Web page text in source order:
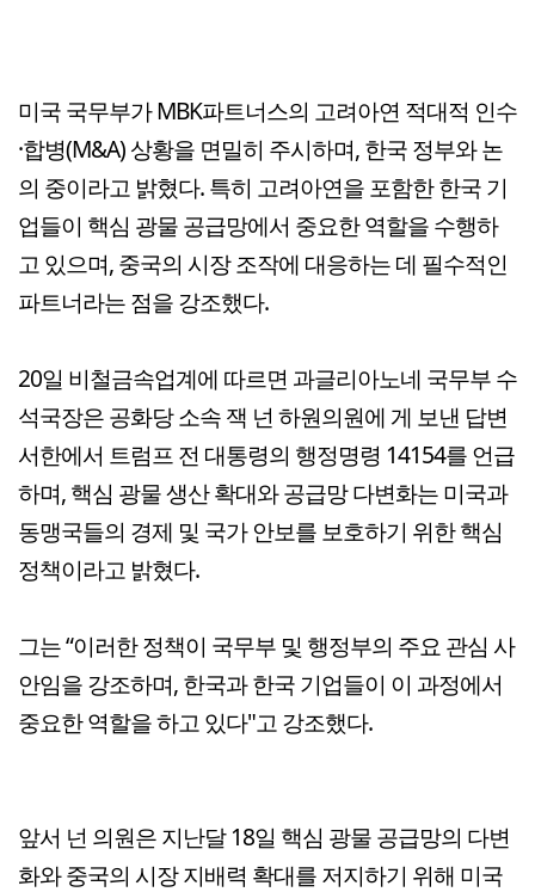
미국 국무부가 MBK파트너스의 고려아연 적대적 인수
·합병(M&A) 상황을 면밀히 주시하며, 한국 정부와 논
의 중이라고 밝혔다. 특히 고려아연을 포함한 한국 기
업들이 핵심 광물 공급망에서 중요한 역할을 수행하
고 있으며, 중국의 시장 조작에 대응하는 데 필수적인
파트너라는 점을 강조했다.
20일 비철금속업계에 따르면 과글리아노네 국무부 수
석국장은 공화당 소속 잭 넌 하원의원에 게 보낸 답변
서한에서 트럼프 전 대통령의 행정명령 14154를 언급
하며, 핵심 광물 생산 확대와 공급망 다변화는 미국과
동맹국들의 경제 및 국가 안보를 보호하기 위한 핵심
정책이라고 밝혔다.
그는 “이러한 정책이 국무부 및 행정부의 주요 관심 사
안임을 강조하며, 한국과 한국 기업들이 이 과정에서
중요한 역할을 하고 있다"고 강조했다.
앞서 넌 의원은 지난달 18일 핵심 광물 공급망의 다변
화와 중국의 시장 지배력 확대를 저지하기 위해 미국